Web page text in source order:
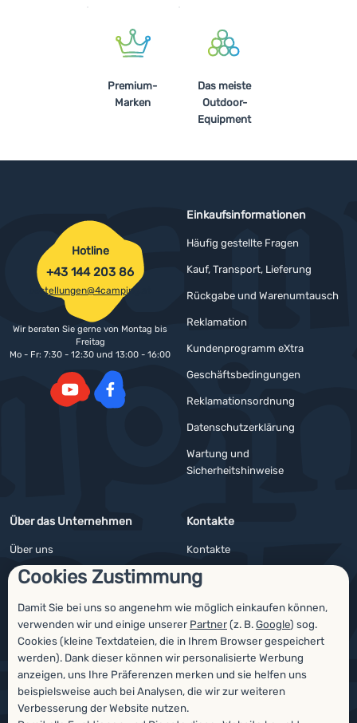
Cookies Zustimmung
Damit Sie bei uns so angenehm wie möglich einkaufen können,
verwenden wir und einige unserer Partner(z. B.Google) sog.
Cookies (kleine Textdateien, die in Ihrem Browser gespeichert
werden). Dank dieser können wir personalisierte Werbung
anzeigen, uns Ihre Präferenzen merken und sie helfen uns
beispielsweise auch bei Analysen, die wir zur weiteren
Verbesserung der Website nutzen.
Premium-
Marken
Das meiste
Outdoor-
Equipment
Einkaufsinformationen
Häufig gestellte Fragen
Kauf, Transport, Lieferung
Rückgabe und Warenumtausch
Reklamation
Kundenprogramm eXtra
Geschäftsbedingungen
Reklamationsordnung
Datenschutzerklärung
Wartung und
Sicherheitshinweise
Über das Unternehmen
Über uns
Impressum
4camping4nature
Unsere Tester
Kontakte
Kontakte
Angebote für Firmen und Vereine
Newsletter
Hotline
+43 144 203 86
bestellungen@4camping.at
Wir beraten Sie gerne von Montag bis
Freitag
Mo - Fr: 7:30 - 12:30 und 13:00 - 16:00
Auszeichnungen